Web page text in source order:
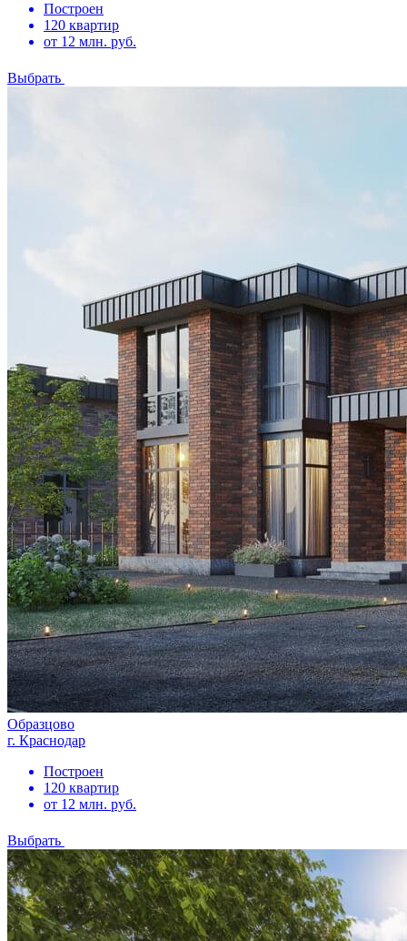
Построен
120 квартир
от 12 млн. руб.
Выбрать
Образцово
г. Краснодар
Построен
120 квартир
от 12 млн. руб.
Выбрать